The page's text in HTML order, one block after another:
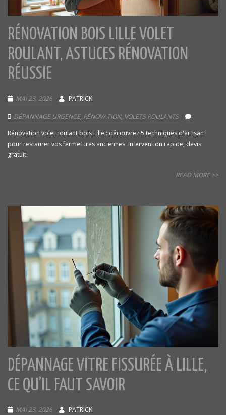
RÉNOVATION BOIS LILLE VOLET
ROULANT, ASTUCES RÉNOVATION
RÉUSSIE
MAI 23, 2026 PATRICK
DÉPANNAGE URGENCE, RÉNOVATION, VOLETS ROULANTS
Rénovation volet roulant bois Lille : découvrez 5 techniques d'artisan
pour restaurer vos fermetures anciennes. Intervention rapide, devis
gratuit.
READ MORE >>
DÉPANNAGE VITRE FISSURÉE À LILLE,
CE QU’IL FAUT SAVOIR
MAI 23, 2026 PATRICK